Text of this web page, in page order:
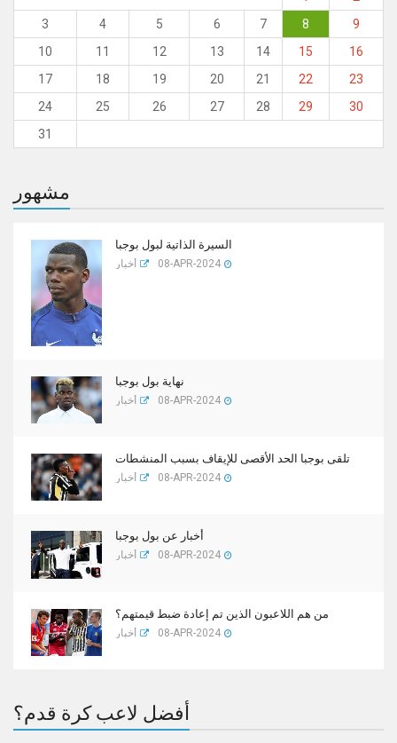
3
4 5 6 7 8
9
10
11 12 13 14 15
16
17
18 19 20 21 22
23
24
25 26 27 28 29
30
31
مشهور
السيرة الذاتية لبول بوجبا
أخبار 08-APR-2024
نهاية بول بوجبا
أخبار 08-APR-2024
تلقى بوجبا الحد الأقصى للإيقاف بسبب المنشطات
أخبار 08-APR-2024
أخبار عن بول بوجبا
أخبار 08-APR-2024
من هم اللاعبون الذين تم إعادة ضبط قيمتهم؟
أخبار 08-APR-2024
أفضل لاعب كرة قدم؟